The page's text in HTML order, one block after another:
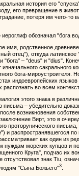
история его
его превращение в
потеря им чего-то
обозначал "бога
имя, родственное
отец"), откуда
– "deus" и "dius".
сакрального
бога-мироустроителя.
индоевропейских
во всем
этого знака в
письма – убедительно
возникновения
Вирт, это в
проторунического
и распространявшегося
как один из
морских купцов и
Круга", подчас их
отсутствовал знак Tiu,
людям "Сына Божьего"3